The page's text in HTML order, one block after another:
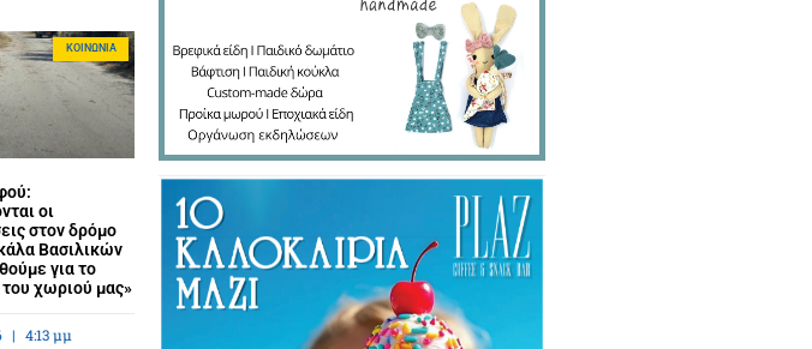
ΚΟΙΝΩΝΊΑ
οι
στον δρόμο
Βασιλικών
για το
χωριού μας»
4:13 μμ